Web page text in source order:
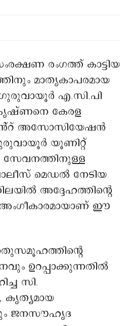
രംഗത്ത് കാട്ടിയ
മാതൃകാപരമായ
എ.സി.പി
കേരള
അസോസിയേഷൻ
യൂണിറ്റ്
സേവനത്തിനുള്ള
മെഡൽ നേടിയ
അദ്ദേഹത്തിന്റെ
ഈ
ഉറപ്പാക്കുന്നതിൽ
സി.
കൃത്യമായ
ജനസൗഹൃദ